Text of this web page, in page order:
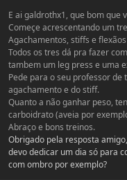
E ai galdrothx1, que bom que
Começe acrescentando um
Agachamentos, stiffs e
Todos os tres dá pra fazer
tambem um leg press e uma
Pede para o seu professor
agachamento e do stiff.
Quanto a não ganhar peso,
carboidrato (aveia por
Abraço e bons treinos.
Obrigado pela resposta
devo dedicar um dia só para
com ombro por exemplo?